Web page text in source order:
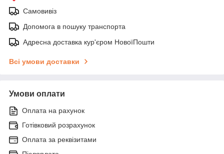
Самовивіз
Допомога в пошуку транспорта
Адресна доставка кур'єром НовоїПошти
Всі умови доставки
Умови оплати
Оплата на рахунок
Готівковий розрахунок
Оплата за реквізитами